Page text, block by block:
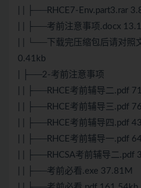
| | ├──RHCE7-Env.part3.rar
| | ├──考前注意事项.docx
| | └──下载完压缩包后请对照
0.41kb
| ├──2-考前注意事项
| | ├──RHCE考前辅导二.pdf
| | ├──RHCE考前辅导三.pdf
| | ├──RHCE考前辅导四.pdf
| | ├──RHCE考前辅导一.pdf
| | ├──RHCSA考前辅导二.pdf
| | ├──考前必看.exe 37.81M